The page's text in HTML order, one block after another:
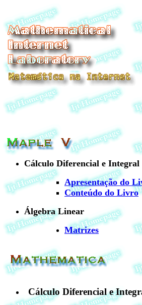
Cálculo Diferencial e Integral
Apresentação do
Conteúdo do Livro
Álgebra Linear
Matrizes
Cálculo Diferencial e